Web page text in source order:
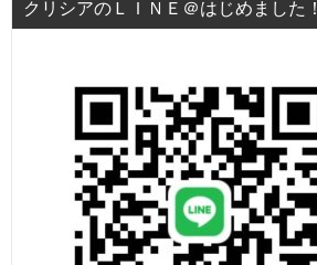
クリシアのＬＩＮＥ＠はじめました！